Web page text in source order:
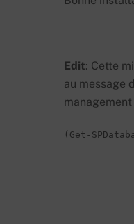
Edit: Cette
au message
(Get-